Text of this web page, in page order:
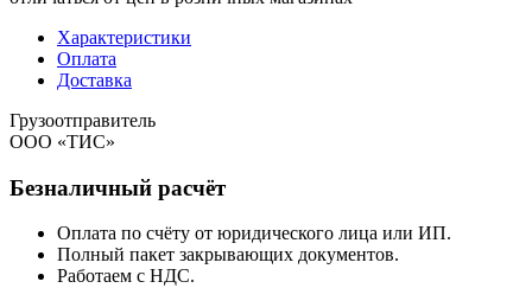
Характеристики
Оплата
Доставка
Грузоотправитель
ООО «ТИС»
Безналичный расчёт
Оплата по счёту от юридического лица или ИП.
Полный пакет закрывающих документов.
Работаем с НДС.